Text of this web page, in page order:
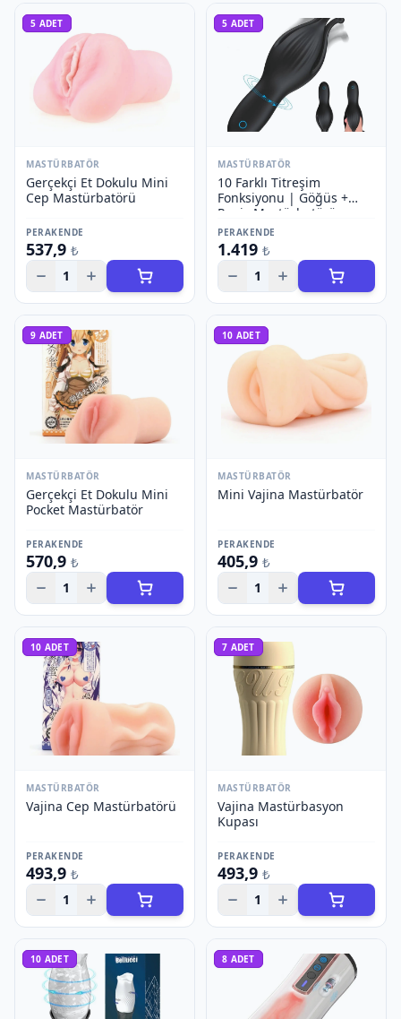
5 ADET
MASTÜRBATÖR
Gerçekçi Et Dokulu Mini
Cep Mastürbatörü
PERAKENDE
537,9 ₺
1
5 ADET
MASTÜRBATÖR
10 Farklı Titreşim
Fonksiyonu | Göğüs +
Penis Mastürbatörü
PERAKENDE
1.419 ₺
1
9 ADET
MASTÜRBATÖR
Gerçekçi Et Dokulu Mini
Pocket Mastürbatör
PERAKENDE
570,9 ₺
1
10 ADET
MASTÜRBATÖR
Mini Vajina Mastürbatör
PERAKENDE
405,9 ₺
1
10 ADET
MASTÜRBATÖR
Vajina Cep Mastürbatörü
PERAKENDE
493,9 ₺
1
7 ADET
MASTÜRBATÖR
Vajina Mastürbasyon
Kupası
PERAKENDE
493,9 ₺
1
10 ADET 8 ADET